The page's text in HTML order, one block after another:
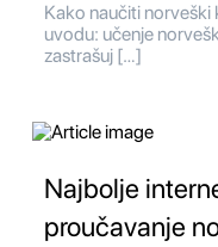
Kako naučiti
uvodu: učenje
zastrašuj […]
Najbolje
proučavanje